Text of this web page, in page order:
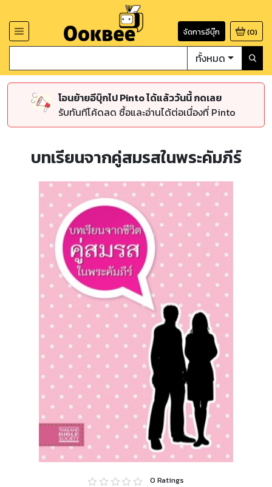
จัดการอีบุ๊ก (0)
ทั้งหมด
โอนย้ายอีบุ๊กไป Pinto ได้แล้ววันนี้ กดเลย
รับทันทีโค้ดลด ซื้อและอ่านได้ต่อเนื่องที่ Pinto
บทเรียนจากคู่สมรสในพระคัมภีร์
0 Ratings